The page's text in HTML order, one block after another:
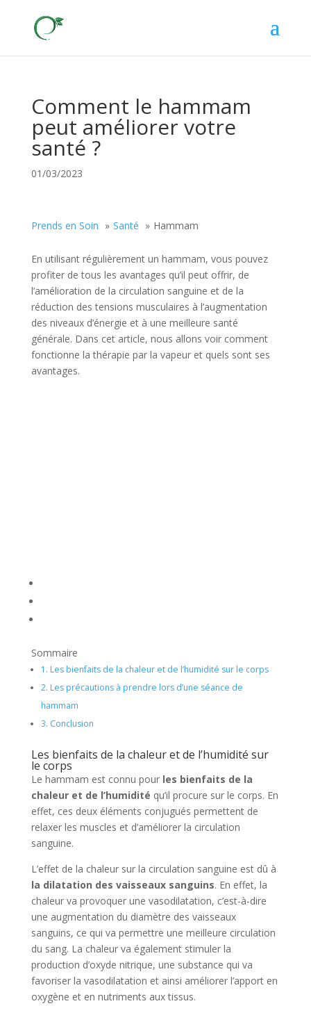
Comment le hammam
peut améliorer votre
santé ?
01/03/2023
Prends en Soin Santé Hammam
En utilisant régulièrement un hammam, vous pouvez
profiter de tous les avantages qu’il peut offrir, de
l’amélioration de la circulation sanguine et de la
réduction des tensions musculaires à l’augmentation
des niveaux d’énergie et à une meilleure santé
générale. Dans cet article, nous allons voir comment
fonctionne la thérapie par la vapeur et quels sont ses
avantages.
Sommaire
1. Les bienfaits de la chaleur et de l’humidité sur le corps
2. Les précautions à prendre lors d’une séance de
hammam
3. Conclusion
Les bienfaits de la chaleur et de l’humidité sur
le corps
Le hammam est connu pour les bienfaits de la
chaleur et de l’humidité qu’il procure sur le corps. En
effet, ces deux éléments conjugués permettent de
relaxer les muscles et d’améliorer la circulation
sanguine.
L’effet de la chaleur sur la circulation sanguine est dû à
la dilatation des vaisseaux sanguins. En effet, la
chaleur va provoquer une vasodilatation, c’est-à-dire
une augmentation du diamètre des vaisseaux
sanguins, ce qui va permettre une meilleure circulation
du sang. La chaleur va également stimuler la
production d’oxyde nitrique, une substance qui va
favoriser la vasodilatation et ainsi améliorer l’apport en
oxygène et en nutriments aux tissus.